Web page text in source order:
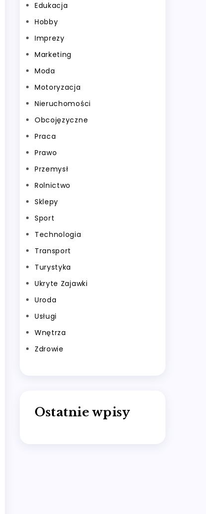
Edukacja
Hobby
Imprezy
Marketing
Moda
Motoryzacja
Nieruchomości
Obcojęzyczne
Praca
Prawo
Przemysł
Rolnictwo
Sklepy
Sport
Technologia
Transport
Turystyka
Ukryte Zajawki
Uroda
Usługi
Wnętrza
Zdrowie
Ostatnie wpisy